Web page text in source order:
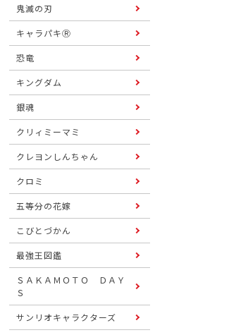
鬼滅の刃
キャラパキⓇ
恐竜
キングダム
銀魂
クリィミーマミ
クレヨンしんちゃん
クロミ
五等分の花嫁
こびとづかん
最強王図鑑
ＳＡＫＡＭＯＴＯ ＤＡＹ
Ｓ
サンリオキャラクターズ